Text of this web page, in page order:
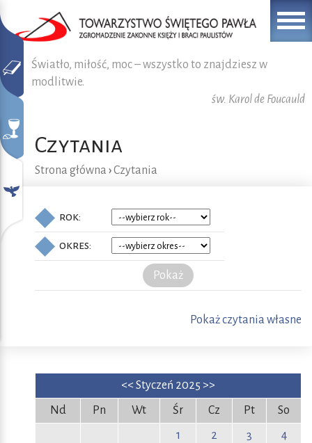
Światło, miłość, moc – wszystko to znajdziesz w
modlitwie.
św. Karol de Foucauld
Czytania
Strona główna ›Czytania
rok:
okres:
Pokaż
Pokaż czytania własne
<<Styczeń 2025 >>
Nd
Pn Wt Śr Cz Pt
So
1
2 3
4